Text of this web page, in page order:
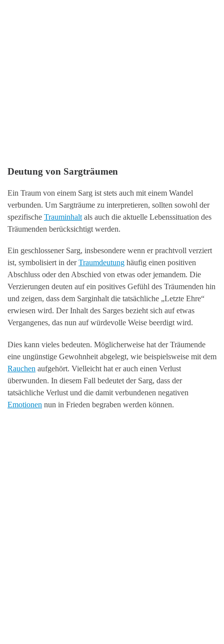
Deutung von Sargträumen
Ein Traum von einem Sarg ist stets auch mit einem Wandel
verbunden. Um Sargträume zu interpretieren, sollten sowohl der
spezifische Trauminhalt als auch die aktuelle Lebenssituation des
Träumenden berücksichtigt werden.
Ein geschlossener Sarg, insbesondere wenn er prachtvoll verziert
ist, symbolisiert in derTraumdeutung häufig einen positiven
Abschluss oder den Abschied von etwas oder jemandem. Die
Verzierungen deuten auf ein positives Gefühl des Träumenden hin
und zeigen, dass dem Sarginhalt die tatsächliche „Letzte Ehre“
erwiesen wird. Der Inhalt des Sarges bezieht sich auf etwas
Vergangenes, das nun auf würdevolle Weise beerdigt wird.
Dies kann vieles bedeuten. Möglicherweise hat der Träumende
eine ungünstige Gewohnheit abgelegt, wie beispielsweise mit dem
Rauchen aufgehört. Vielleicht hat er auch einen Verlust
überwunden. In diesem Fall bedeutet der Sarg, dass der
tatsächliche Verlust und die damit verbundenen negativen
Emotionen nun in Frieden begraben werden können.